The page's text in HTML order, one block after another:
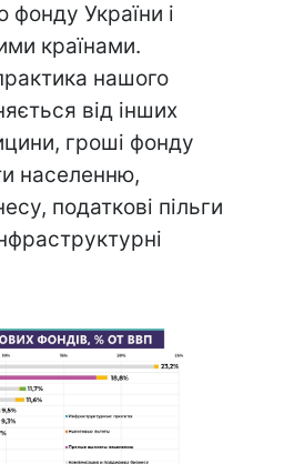
фонду України і
країнами.
нашого
від інших
гроші фонду
населенню,
податкові пільги